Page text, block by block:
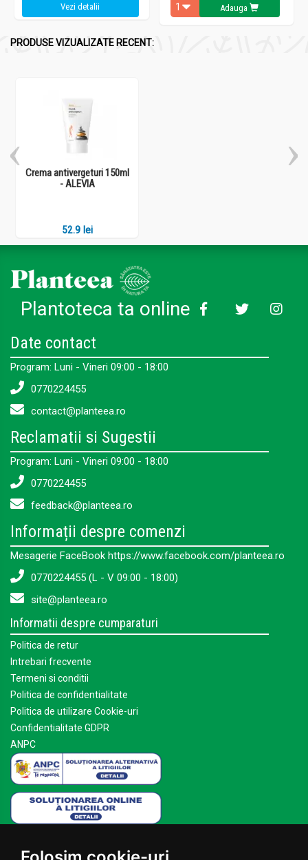
Vezi detalii Adauga
PRODUSE VIZUALIZATE RECENT:
Crema antivergeturi 150ml
- ALEVIA
52.9 lei
Plantoteca ta online
Date contact
Program: Luni - Vineri 09:00 - 18:00
0770224455
contact@planteea.ro
Reclamatii si Sugestii
Program: Luni - Vineri 09:00 - 18:00
0770224455
feedback@planteea.ro
Informații despre comenzi
Mesagerie FaceBook https://www.facebook.com/planteea.ro
0770224455 (L - V 09:00 - 18:00)
site@planteea.ro
Informatii despre cumparaturi
Politica de retur
Intrebari frecvente
Termeni si conditii
Politica de confidentialitate
Politica de utilizare Cookie-uri
Confidentialitate GDPR
ANPC